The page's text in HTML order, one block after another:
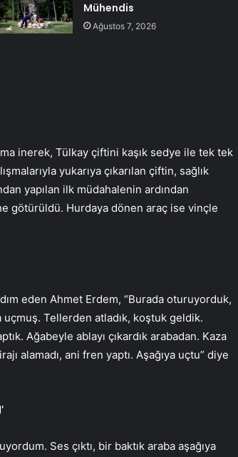
Mühendis
Ağustos 7, 2026
inerek, Tülkay çiftini kaşık sedye ile tek tek
yukarıya çıkarılan çiftin, sağlık
yapılan ilk müdahalenin ardından
götürüldü. Hurdaya dönen araç ise vinçle
eden Ahmet Erdem, “Burada oturuyorduk,
uçmuş. Tellerden atladık, koştuk geldik.
Ağabeyle ablayı çıkardık arabadan. Kaza
alamadı, ani fren yaptı. Aşağıya uçtu” diye
Ses çıktı, bir baktık araba aşağıya